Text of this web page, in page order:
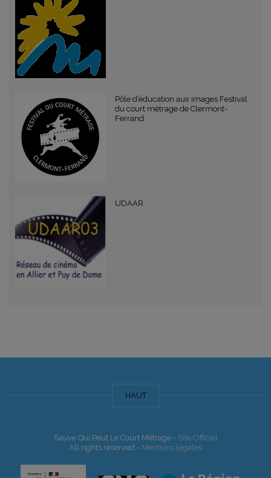
Pôle d’éducation aux images Festival
du court métrage de Clermont-
Ferrand
UDAAR
HAUT
Sauve Qui Peut Le Court Métrage - Site Officiel
All rights reserved - Mentions légales